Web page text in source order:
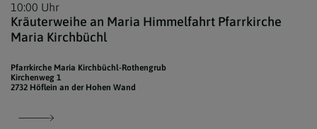
10:00 Uhr
Kräuterweihe an Maria Himmelfahrt Pfarrkirche
Maria Kirchbüchl
Pfarrkirche Maria Kirchbüchl-Rothengrub
Kirchenweg 1
2732 Höflein an der Hohen Wand